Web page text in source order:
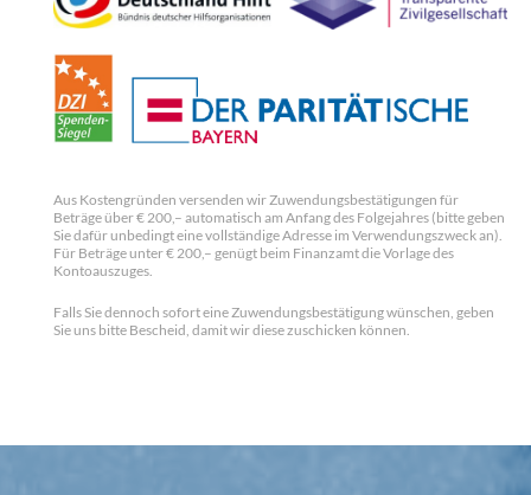
Aus Kostengründen versenden wir Zuwendungsbestätigungen für
Beträge über € 200,– automatisch am Anfang des Folgejahres (bitte geben
Sie dafür unbedingt eine vollständige Adresse im Verwendungszweck an).
Für Beträge unter € 200,– genügt beim Finanzamt die Vorlage des
Kontoauszuges.
Falls Sie dennoch sofort eine Zuwendungsbestätigung wünschen, geben
Sie uns bitte Bescheid, damit wir diese zuschicken können.